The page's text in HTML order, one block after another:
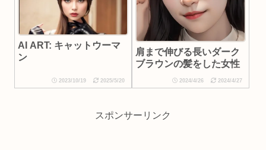
AI ART: キャットウーマ
ン
2023/10/19 2025/5/20
肩まで伸びる長いダーク
ブラウンの髪をした女性
2024/4/26 2024/4/27
スポンサーリンク